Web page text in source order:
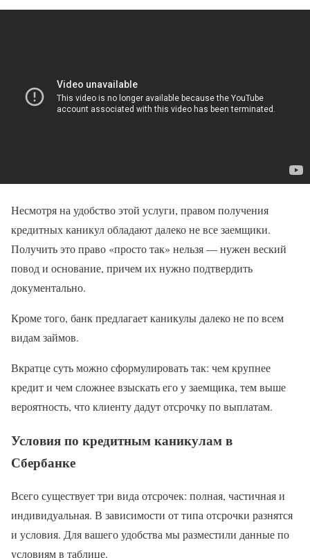
Несмотря на удобство этой услуги, правом получения
кредитных каникул обладают далеко не все заемщики.
Получить это право «просто так» нельзя — нужен веский
повод и основание, причем их нужно подтвердить
документально.
Кроме того, банк предлагает каникулы далеко не по всем
видам займов.
Вкратце суть можно сформулировать так: чем крупнее
кредит и чем сложнее взыскать его у заемщика, тем выше
вероятность, что клиенту дадут отсрочку по выплатам.
Условия по кредитным каникулам в
Сбербанке
Всего существует три вида отсрочек: полная, частичная и
индивидуальная. В зависимости от типа отсрочки разнятся
и условия. Для вашего удобства мы разместили данные по
условиям в таблице.